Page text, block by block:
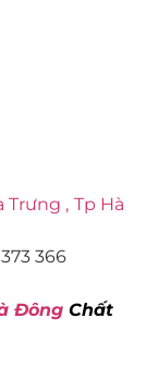
Trưng , Tp Hà
366
Đông Chất